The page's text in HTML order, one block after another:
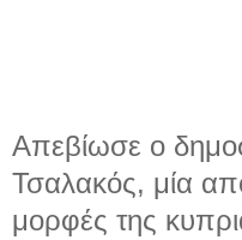
Απεβίωσε ο
Τσαλακός, μία
μορφές της